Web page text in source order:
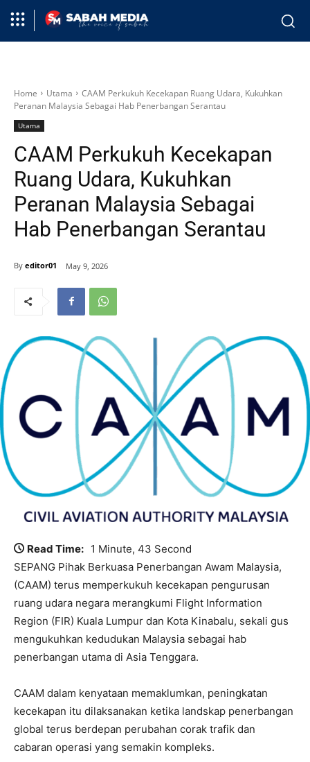
Home Utama
CAAM Perkukuh Kecekapan Ruang Udara, Kukuhkan
Peranan Malaysia Sebagai Hab Penerbangan Serantau
Utama
CAAM Perkukuh Kecekapan
Ruang Udara, Kukuhkan
Peranan Malaysia Sebagai
Hab Penerbangan Serantau
By editor01 May 9, 2026
Read Time: 1 Minute, 43 Second
SEPANG Pihak Berkuasa Penerbangan Awam Malaysia,
(CAAM) terus memperkukuh kecekapan pengurusan
ruang udara negara merangkumi Flight Information
Region (FIR) Kuala Lumpur dan Kota Kinabalu, sekali gus
mengukuhkan kedudukan Malaysia sebagai hab
penerbangan utama di Asia Tenggara.
CAAM dalam kenyataan memaklumkan, peningkatan
kecekapan itu dilaksanakan ketika landskap penerbangan
global terus berdepan perubahan corak trafik dan
cabaran operasi yang semakin kompleks.